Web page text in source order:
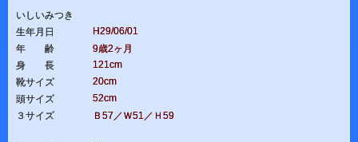
いしいみつき
生年月日
H29/06/01
年 齢
9歳2ヶ月
身 長
121cm
靴サイズ
20cm
頭サイズ
52cm
３サイズ
Ｂ57／Ｗ51／Ｈ59